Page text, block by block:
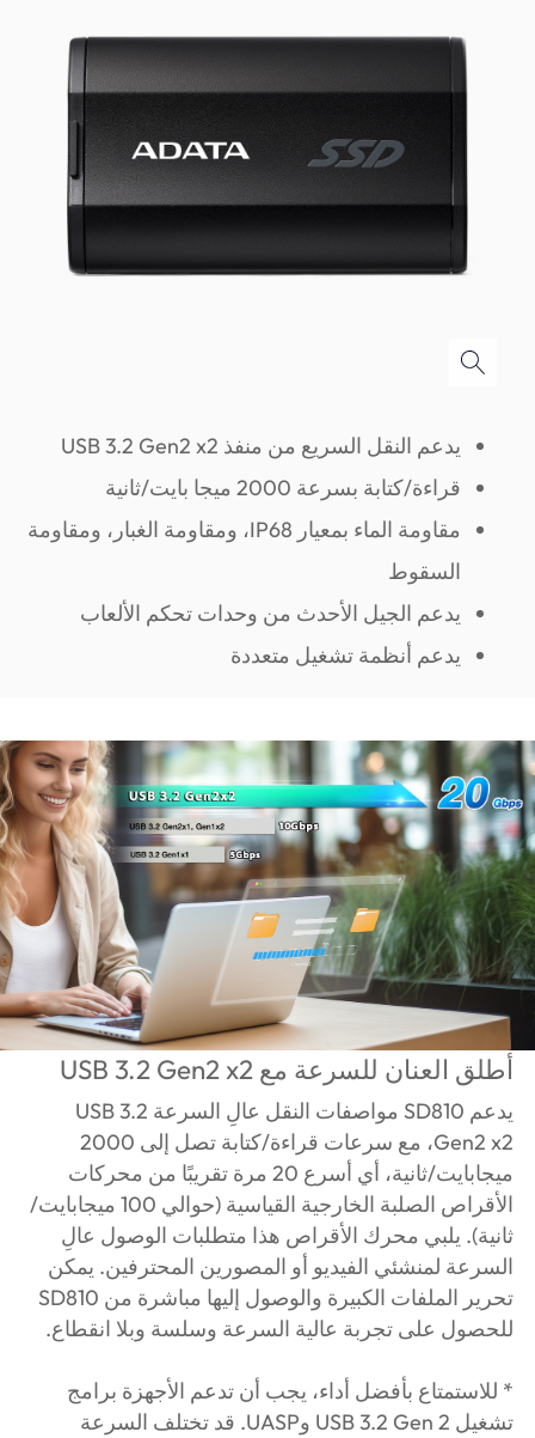
يدعم النقل السريع من منفذ USB 3.2 Gen2 x2
قراءة/كتابة بسرعة 2000 ميجا بايت/ثانية
مقاومة الماء بمعيار IP68، ومقاومة الغبار، ومقاومة
السقوط
يدعم الجيل الأحدث من وحدات تحكم الألعاب
يدعم أنظمة تشغيل متعددة
أطلق العنان للسرعة مع USB 3.2 Gen2 x2
يدعم SD810 مواصفات النقل عالِ السرعة USB 3.2
Gen2 x2، مع سرعات قراءة/كتابة تصل إلى 2000
ميجابايت/ثانية، أي أسرع 20 مرة تقريبًا من محركات
الأقراص الصلبة الخارجية القياسية (حوالي 100 ميجابايت/
ثانية). يلبي محرك الأقراص هذا متطلبات الوصول عالِ
السرعة لمنشئي الفيديو أو المصورين المحترفين. يمكن
تحرير الملفات الكبيرة والوصول إليها مباشرة من SD810
للحصول على تجربة عالية السرعة وسلسة وبلا انقطاع.
* للاستمتاع بأفضل أداء، يجب أن تدعم الأجهزة برامج
تشغيل USB 3.2 Gen 2 وUASP. قد تختلف السرعة